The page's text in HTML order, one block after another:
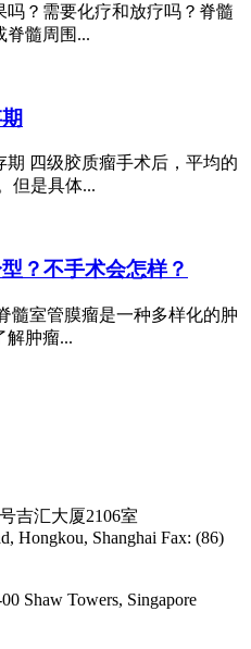
吗？需要化疗和放疗吗？脊髓
脊髓周围...
期 四级胶质瘤手术后，平均的
但是具体...
？不手术会怎样？
髓室管膜瘤是一种多样化的肿
解肿瘤...
吉汇大厦2106室
Hongkou, Shanghai Fax: (86)
Shaw Towers, Singapore